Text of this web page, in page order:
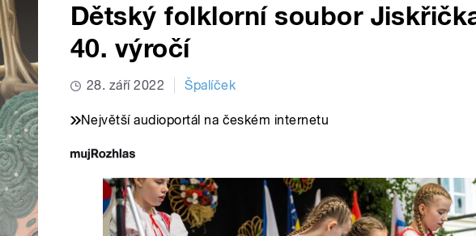
Dětský folklorní soubor
40. výročí
28. září 2022 Špalíček
Největší audioportál na českém internetu